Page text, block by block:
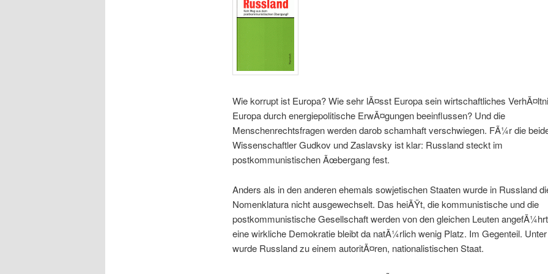
Wie korrupt ist Europa? Wie sehr lÃ¤sst Europa sein wirtschaftliches
Europa durch energiepolitische ErwÃ¤gungen beeinflussen? Und die
Menschenrechtsfragen werden darob schamhaft verschwiegen. FÃ¼r die
Wissenschaftler Gudkov und Zaslavsky ist klar: Russland steckt im
postkommunistischen Ãœbergang fest.
Anders als in den anderen ehemals sowjetischen Staaten wurde in Russland
Nomenklatura nicht ausgewechselt. Das heiÃŸt, die kommunistische und die
postkommunistische Gesellschaft werden von den gleichen Leuten
eine wirkliche Demokratie bleibt da natÃ¼rlich wenig Platz. Im Gegenteil.
wurde Russland zu einem autoritÃ¤ren, nationalistischen Staat.